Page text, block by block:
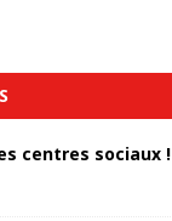
centres sociaux !